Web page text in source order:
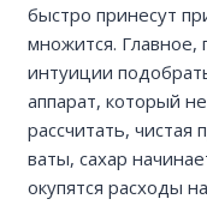
быстро принесут
множится. Главное,
интуиции
аппарат, который
рассчитать,
ваты, сахар
окупятся расходы